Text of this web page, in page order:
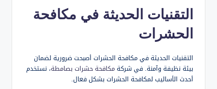
التقنيات الحديثة في مكافحة
الحشرات
التقنيات الحديثة في مكافحة الحشرات أصبحت ضرورية لضمان
بيئة نظيفة وآمنة. في شركةمكافحة حشرات بصامطة، نستخدم
أحدث الأساليب لمكافحة الحشرات بشكل فعال.